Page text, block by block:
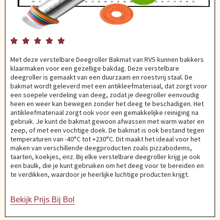
    
Met deze verstelbare Deegroller Bakmat van RVS kunnen bakkers
klaarmaken voor een gezellige bakdag. Deze verstelbare
deegroller is gemaakt van een duurzaam en roestvrij staal. De
bakmat wordt geleverd met een antikleefmateriaal, dat zorgt voor
een soepele verdeling van deeg, zodat je deegroller eenvoudig
heen en weer kan bewegen zonder het deeg te beschadigen. Het
antikleefmateriaal zorgt ook voor een gemakkelijke reiniging na
gebruik. Je kunt de bakmat gewoon afwassen met warm water en
zeep, of met een vochtige doek. De bakmat is ook bestand tegen
temperaturen van -40°C tot +230°C. Dit maakt het ideaal voor het
maken van verschillende deegproducten zoals pizzabodems,
taarten, koekjes, enz. Bij elke verstelbare deegroller krijg je ook
een baulk, die je kunt gebruiken om het deeg voor te bereiden en
te verdikken, waardoor je heerlijke luchtige producten krijgt.
Bekijk Prijs Bij Bol